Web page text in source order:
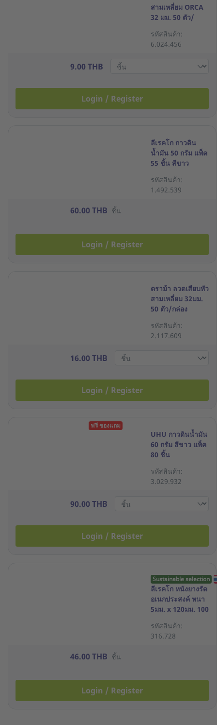
สามเหลี่ยม ORCA
32 มม. 50 ตัว/
รหัสสินค้า:
6.024.456
9.00 THB
Login / Register
ลีเรคโก กาวดิน
น้ำมัน 50 กรัม แพ็ค
55 ชิ้น สีขาว
รหัสสินค้า:
1.492.539
60.00 THB ชิ้น
Login / Register
ตราม้า ลวดเสียบหัว
สามเหลี่ยม 32มม.
50 ตัว/กล่อง
รหัสสินค้า:
2.117.609
16.00 THB
Login / Register
ฟรี ของแถม
UHU กาวดินน้ำมัน
60 กรัม สีขาว แพ็ค
80 ชิ้น
รหัสสินค้า:
3.029.932
90.00 THB
Login / Register
Sustainable selection
ลีเรคโก หนังยางรัด
อเนกประสงค์ หนา
5มม. x 120มม. 100
รหัสสินค้า:
316.728
46.00 THB ชิ้น
Login / Register